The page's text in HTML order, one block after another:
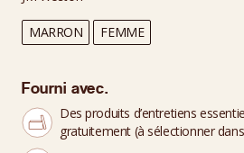
MARRON FEMME
Fourni avec.
Des produits d’entretiens
gratuitement (à sélectionner